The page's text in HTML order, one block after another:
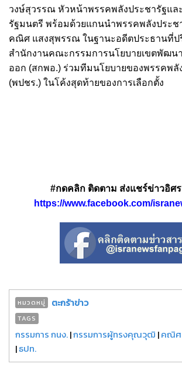
วงษ์สุวรรณ หัวหน้าพรรคพลังประชารัฐแล
รัฐมนตรี พร้อมด้วยแกนนำพรรคพลังประช
คณิศ แสงสุพรรณ ในฐานะอดีตประธานที่ป
สำนักงานคณะกรรมการนโยบายเขตพัฒน
ออก (สกพอ.) ร่วมทีมนโยบายของพรรคพลั
(พปชร.) ในโค้งสุดท้ายของการเลือกตั้ง
#กดคลิก ติดตาม ส่งแชร์ข่าวอิศ
https://www.facebook.com/
หมวดหมู่ ตะกร้าข่าว
TAGS
กรรมการ กนง.|กรรมการผู้ทรงคุณวุฒิ |คณิศ
|ธปท.